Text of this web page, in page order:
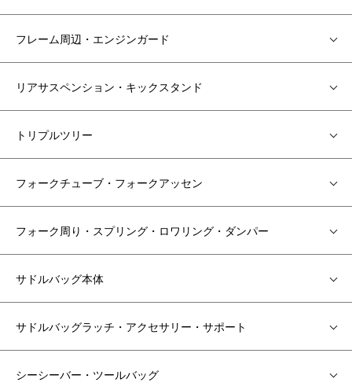
フレーム周辺・エンジンガード
リアサスペンション・キックスタンド
トリプルツリー
フォークチューブ・フォークアッセン
フォーク周り・スプリング・ロワリング・ダンパー
サドルバッグ本体
サドルバッグラッチ・アクセサリー・サポート
シーシーバー・ツールバッグ